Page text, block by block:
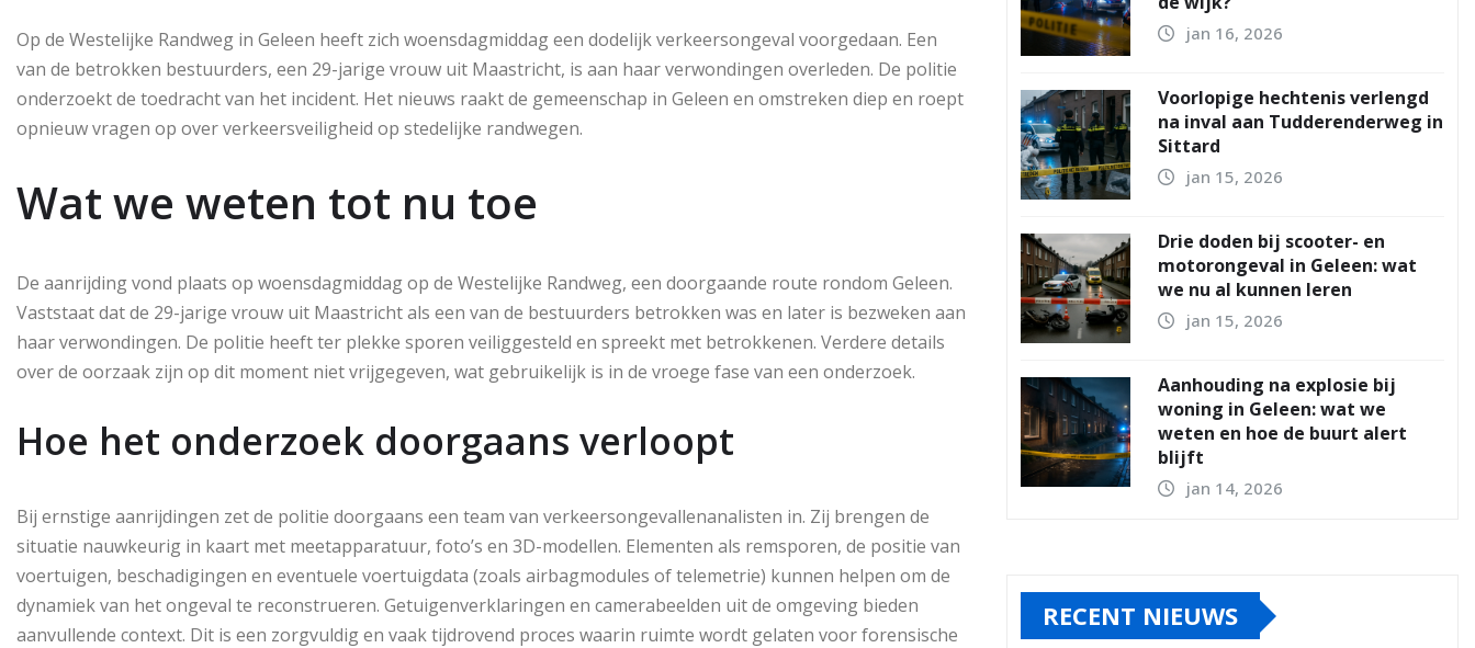
Op de Westelijke Randweg in Geleen heeft zich woensdagmiddag een dodelijk verkeersongeval voorgedaan. Een
van de betrokken bestuurders, een 29-jarige vrouw uit Maastricht, is aan haar verwondingen overleden. De politie
onderzoekt de toedracht van het incident. Het nieuws raakt de gemeenschap in Geleen en omstreken diep en roept
opnieuw vragen op over verkeersveiligheid op stedelijke randwegen.
Wat we weten tot nu toe
De aanrijding vond plaats op woensdagmiddag op de Westelijke Randweg, een doorgaande route rondom Geleen.
Vaststaat dat de 29-jarige vrouw uit Maastricht als een van de bestuurders betrokken was en later is bezweken aan
haar verwondingen. De politie heeft ter plekke sporen veiliggesteld en spreekt met betrokkenen. Verdere details
over de oorzaak zijn op dit moment niet vrijgegeven, wat gebruikelijk is in de vroege fase van een onderzoek.
Hoe het onderzoek doorgaans verloopt
Bij ernstige aanrijdingen zet de politie doorgaans een team van verkeersongevallenanalisten in. Zij brengen de
situatie nauwkeurig in kaart met meetapparatuur, foto’s en 3D-modellen. Elementen als remsporen, de positie van
voertuigen, beschadigingen en eventuele voertuigdata (zoals airbagmodules of telemetrie) kunnen helpen om de
dynamiek van het ongeval te reconstrueren. Getuigenverklaringen en camerabeelden uit de omgeving bieden
aanvullende context. Dit is een zorgvuldig en vaak tijdrovend proces waarin ruimte wordt gelaten voor forensische
jan 16, 2026
Voorlopige hechtenis verlengd
na inval aan Tudderenderweg in
Sittard
jan 15, 2026
Drie doden bij scooter- en
motorongeval in Geleen: wat
we nu al kunnen leren
jan 15, 2026
Aanhouding na explosie bij
woning in Geleen: wat we
weten en hoe de buurt alert
blijft
jan 14, 2026
RECENT NIEUWS